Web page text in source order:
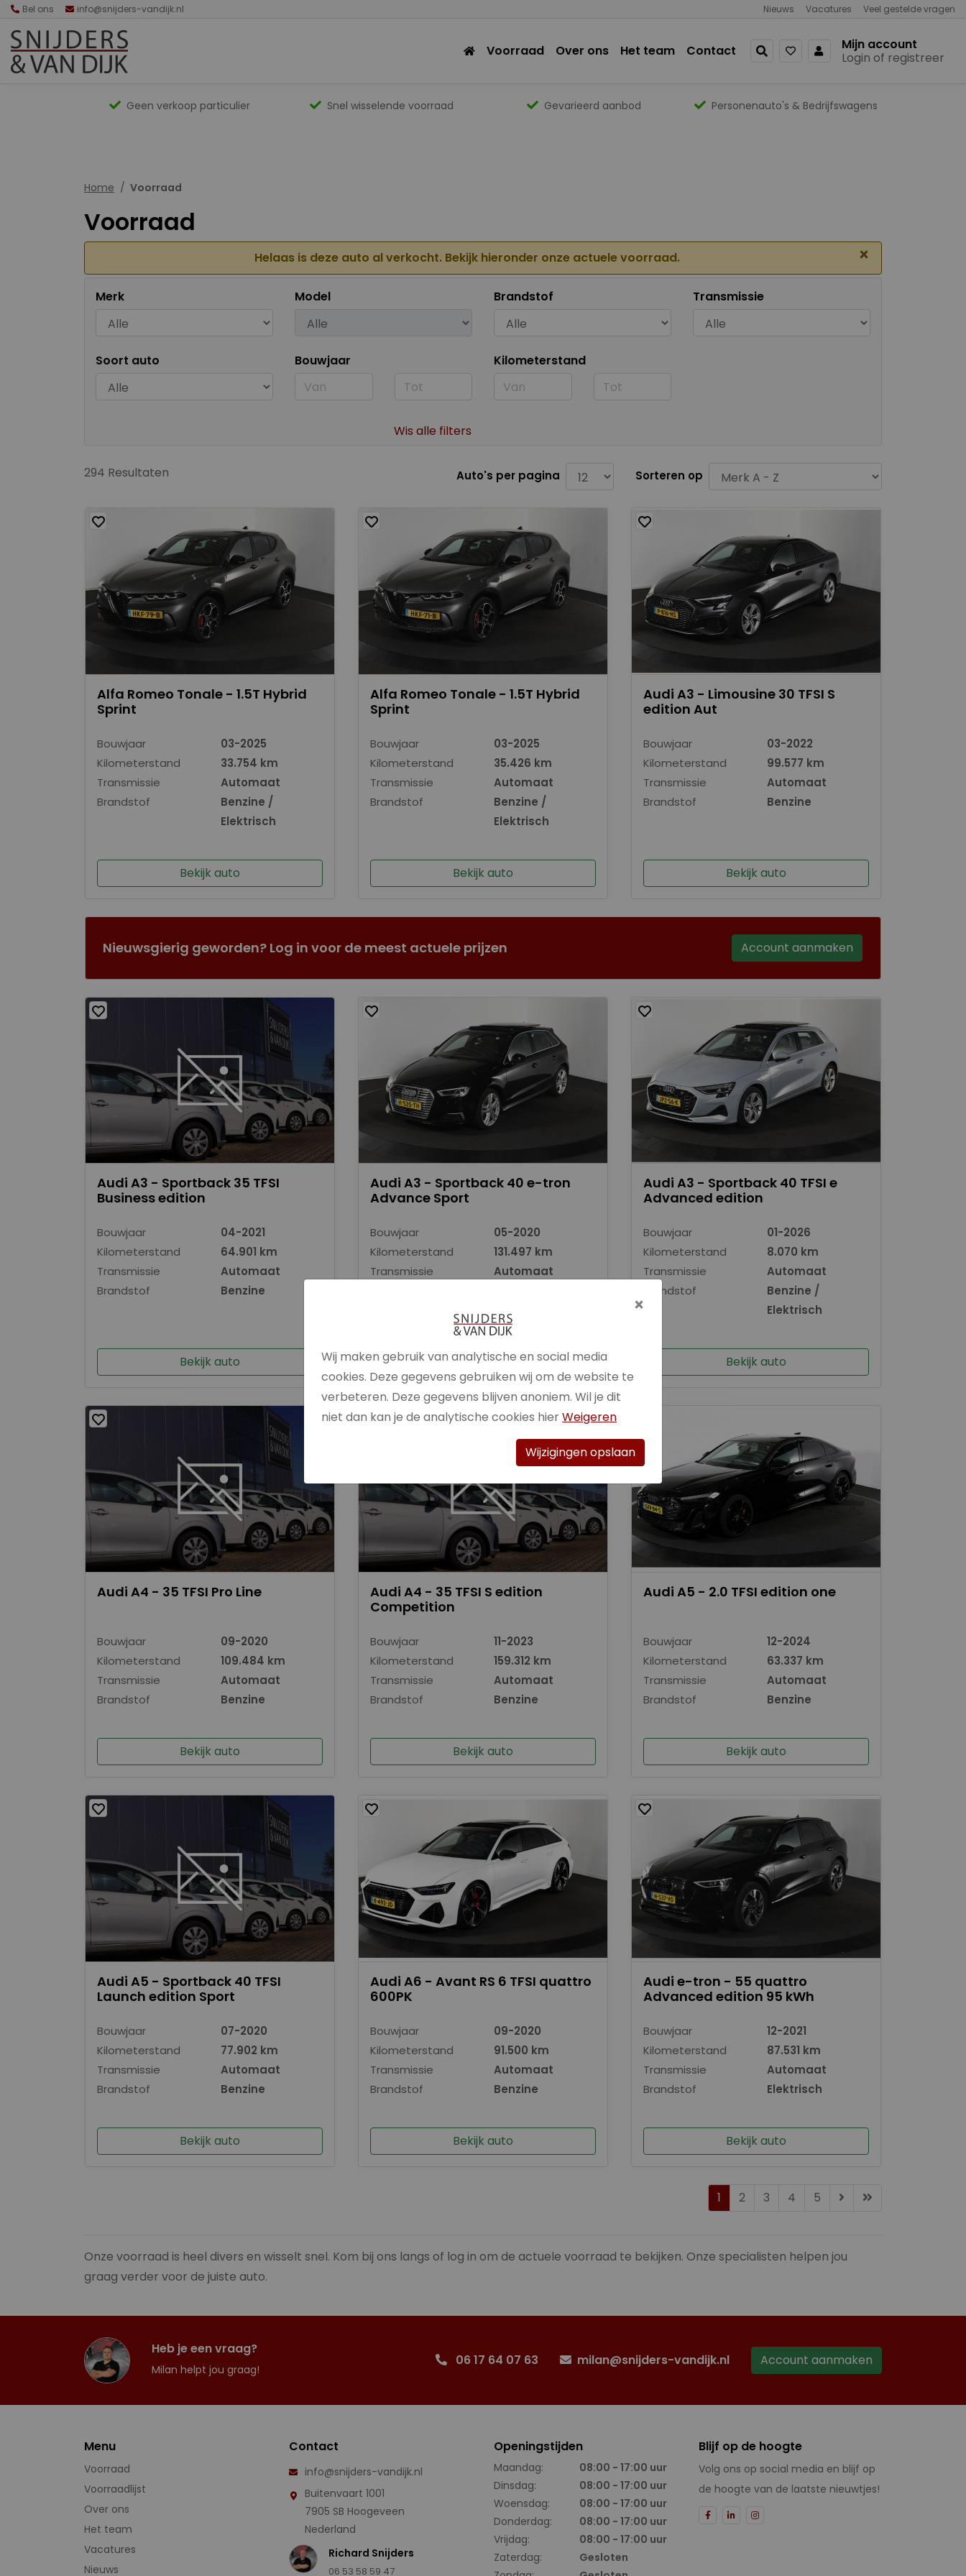
Bel ons info@snijders-vandijk.nl Nieuws Vacatures Veel gestelde vragen
Voorraad Over ons Het team Contact
Mijn account
Login of registreer
Geen verkoop particulier Snel wisselende voorraad Gevarieerd aanbod Personenauto's & Bedrijfswagens
Home Voorraad
Voorraad
Helaas is deze auto al verkocht. Bekijk hieronder onze actuele voorraad. ×
Merk Model Brandstof Transmissie
Soort auto Bouwjaar Kilometerstand
Wis alle filters
294 Resultaten Auto's per pagina Sorteren op
Alfa Romeo Tonale - 1.5T Hybrid
Sprint
Bouwjaar
03-2025
Kilometerstand
33.754 km
Transmissie
Automaat
Brandstof
Benzine /
Elektrisch
Bekijk auto
Alfa Romeo Tonale - 1.5T Hybrid
Sprint
Bouwjaar
03-2025
Kilometerstand
35.426 km
Transmissie
Automaat
Brandstof
Benzine /
Elektrisch
Bekijk auto
Audi A3 - Limousine 30 TFSI S
edition Aut
Bouwjaar
03-2022
Kilometerstand
99.577 km
Transmissie
Automaat
Brandstof
Benzine
Bekijk auto
Nieuwsgierig geworden? Log in voor de meest actuele prijzen Account aanmaken
Audi A3 - Sportback 35 TFSI
Business edition
Bouwjaar
04-2021
Kilometerstand
64.901 km
Transmissie
Automaat
Brandstof
Benzine
Bekijk auto
Audi A3 - Sportback 40 e-tron
Advance Sport
Bouwjaar
05-2020
Kilometerstand
131.497 km
Transmissie
Automaat
Elektrisch
Bekijk auto
Audi A3 - Sportback 40 TFSI e
Advanced edition
Bouwjaar
01-2026
Kilometerstand
8.070 km
Transmissie
Automaat
Brandstof
Benzine /
Elektrisch
Bekijk auto
Audi A4 - 35 TFSI Pro Line
Bouwjaar
09-2020
Kilometerstand
109.484 km
Transmissie
Automaat
Brandstof
Benzine
Bekijk auto
Audi A4 - 35 TFSI S edition
Competition
Bouwjaar
11-2023
Kilometerstand
159.312 km
Transmissie
Automaat
Brandstof
Benzine
Bekijk auto
Audi A5 - 2.0 TFSI edition one
Bouwjaar
12-2024
Kilometerstand
63.337 km
Transmissie
Automaat
Brandstof
Benzine
Bekijk auto
Audi A5 - Sportback 40 TFSI
Launch edition Sport
Bouwjaar
07-2020
Kilometerstand
77.902 km
Transmissie
Automaat
Brandstof
Benzine
Bekijk auto
Audi A6 - Avant RS 6 TFSI quattro
600PK
Bouwjaar
09-2020
Kilometerstand
91.500 km
Transmissie
Automaat
Brandstof
Benzine
Bekijk auto
Audi e-tron - 55 quattro
Advanced edition 95 kWh
Bouwjaar
12-2021
Kilometerstand
87.531 km
Transmissie
Automaat
Brandstof
Elektrisch
Bekijk auto
1 2 3 4 5
Onze voorraad is heel divers en wisselt snel. Kom bij ons langs of log in om de actuele voorraad te bekijken. Onze specialisten helpen jou
graag verder voor de juiste auto.
Heb je een vraag?
Milan helpt jou graag!
06 17 64 07 63 milan@snijders-vandijk.nl Account aanmaken
Menu
Voorraad
Voorraadlijst
Over ons
Het team
Vacatures
Nieuws
Contact
info@snijders-vandijk.nl
Buitenvaart 1001
7905 SB Hoogeveen
Nederland
Richard Snijders
06 53 58 59 47
Openingstijden
Maandag:
08:00 - 17:00 uur
Dinsdag:
08:00 - 17:00 uur
Woensdag:
08:00 - 17:00 uur
Donderdag:
08:00 - 17:00 uur
Vrijdag:
08:00 - 17:00 uur
Zaterdag:
Gesloten
Blijf op de hoogte
Volg ons op social media en blijf op
de hoogte van de laatste nieuwtjes!
×
Wij maken gebruik van analytische en social media
cookies. Deze gegevens gebruiken wij om de website te
verbeteren. Deze gegevens blijven anoniem. Wil je dit
niet dan kan je de analytische cookies hierWeigeren
Wijzigingen opslaan